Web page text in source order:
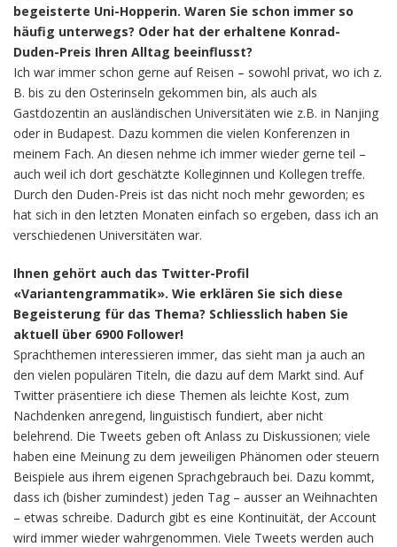
begeisterte Uni-Hopperin. Waren Sie schon immer so
häufig unterwegs? Oder hat der erhaltene Konrad-
Duden-Preis Ihren Alltag beeinflusst?
Ich war immer schon gerne auf Reisen – sowohl privat, wo ich z.
B. bis zu den Osterinseln gekommen bin, als auch als
Gastdozentin an ausländischen Universitäten wie z.B. in Nanjing
oder in Budapest. Dazu kommen die vielen Konferenzen in
meinem Fach. An diesen nehme ich immer wieder gerne teil –
auch weil ich dort geschätzte Kolleginnen und Kollegen treffe.
Durch den Duden-Preis ist das nicht noch mehr geworden; es
hat sich in den letzten Monaten einfach so ergeben, dass ich an
verschiedenen Universitäten war.
Ihnen gehört auch das Twitter-Profil
«Variantengrammatik». Wie erklären Sie sich diese
Begeisterung für das Thema? Schliesslich haben Sie
aktuell über 6900 Follower!
Sprachthemen interessieren immer, das sieht man ja auch an
den vielen populären Titeln, die dazu auf dem Markt sind. Auf
Twitter präsentiere ich diese Themen als leichte Kost, zum
Nachdenken anregend, linguistisch fundiert, aber nicht
belehrend. Die Tweets geben oft Anlass zu Diskussionen; viele
haben eine Meinung zu dem jeweiligen Phänomen oder steuern
Beispiele aus ihrem eigenen Sprachgebrauch bei. Dazu kommt,
dass ich (bisher zumindest) jeden Tag – ausser an Weihnachten
– etwas schreibe. Dadurch gibt es eine Kontinuität, der Account
wird immer wieder wahrgenommen. Viele Tweets werden auch